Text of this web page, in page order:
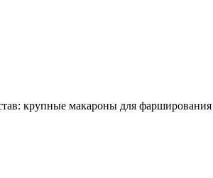
крупные макароны для